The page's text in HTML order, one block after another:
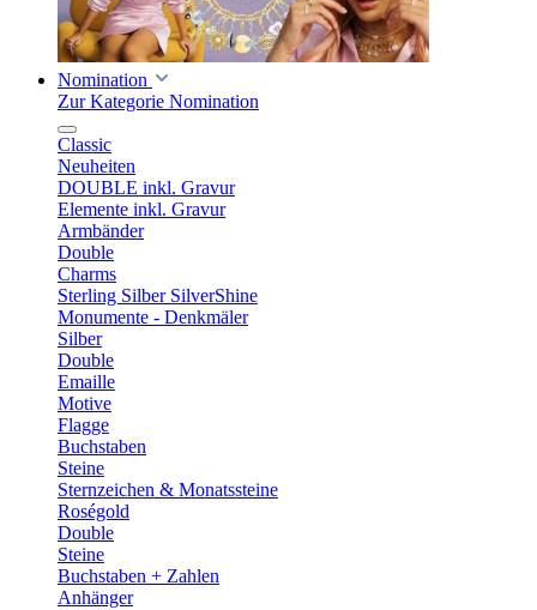
Nomination
Zur Kategorie Nomination
Classic
Neuheiten
DOUBLE inkl. Gravur
Elemente inkl. Gravur
Armbänder
Double
Charms
Sterling Silber SilverShine
Monumente - Denkmäler
Silber
Double
Emaille
Motive
Flagge
Buchstaben
Steine
Sternzeichen & Monatssteine
Roségold
Double
Steine
Buchstaben + Zahlen
Anhänger